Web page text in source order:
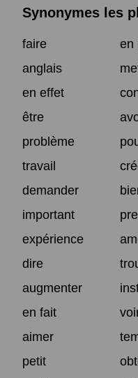
Synonymes les
faire
en
anglais
en effet
être
problème
travail
demander
important
expérience
dire
augmenter
en fait
aimer
petit